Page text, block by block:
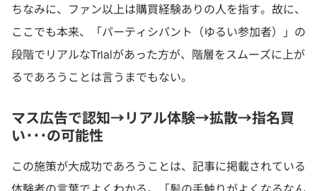
ちなみに、ファン以上は購買経験ありの人を指す。故に、
ここでも本来、「パーティシパント（ゆるい参加者）」の
段階でリアルなTrialがあった方が、階層をスムーズに上が
るであろうことは言うまでもない。
マス広告で認知→リアル体験→拡散→指名買
い･･･の可能性
この施策が大成功であろうことは、記事に掲載されている